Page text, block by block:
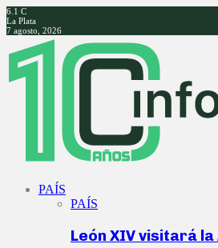
6.1 C
La Plata
7 agosto, 2026
Facebook
Twitter
Instagram
Youtube
PAÍS
PAÍS
León XIV visitará